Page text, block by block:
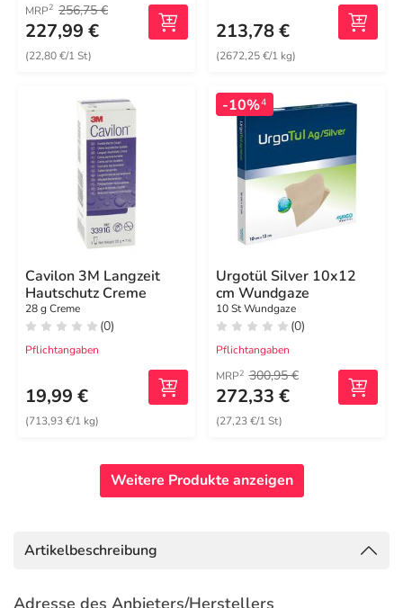
MRP2 256,75 €
227,99 €
(22,80 €/1 St)
213,78 €
(2672,25 €/1 kg)
Cavilon 3M Langzeit
Hautschutz Creme
28 g Creme
(0)
Pflichtangaben
19,99 €
(713,93 €/1 kg)
-10%4
Urgotül Silver 10x12
cm Wundgaze
10 St Wundgaze
(0)
Pflichtangaben
MRP2 300,95 €
272,33 €
(27,23 €/1 St)
Weitere Produkte anzeigen
Artikelbeschreibung
Adresse des Anbieters/Herstellers